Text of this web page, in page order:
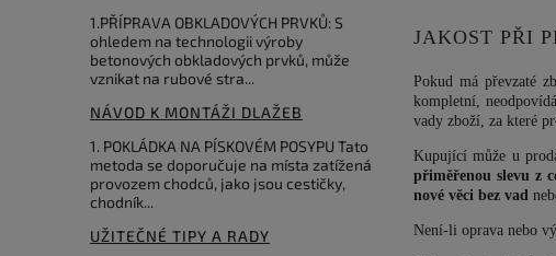
1.PŘÍPRAVA OBKLADOVÝCH PRVKŮ: S
ohledem na technologii výroby
betonových obkladových prvků, může
vznikat na rubové stra...
NÁVOD K MONTÁŽI DLAŽEB
1. POKLÁDKA NA PÍSKOVÉM POSYPU Tato
metoda se doporučuje na místa zatížená
provozem chodců, jako jsou cestičky,
chodník...
UŽITEČNÉ TIPY A RADY
JAKOST PŘI
Pokud má převzaté
kompletní,
vady zboží, za které
Kupující může u
přiměřenou slevu z
nové věci bez vad
Není-li oprava nebo